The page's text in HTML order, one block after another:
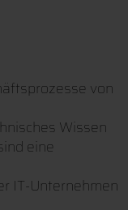
von
Wissen
eine
IT-Unternehmen